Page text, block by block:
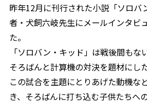
昨年12月に刊行された小説「ソロバ
者・犬飼六岐先生にメールインタビ
た。
「ソロバン・キッド」は戦後間もな
そろばんと計算機の対決を題材にし
この試合を主題にとりあげた動機な
き、そろばんに打ち込む子供たちへ